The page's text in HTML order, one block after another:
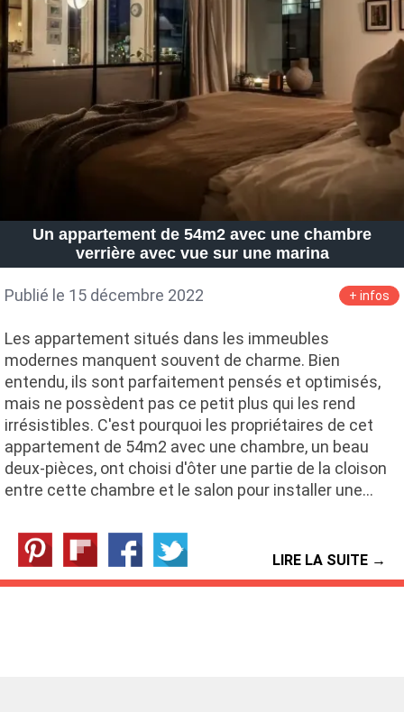
Un appartement de 54m2 avec une chambre
verrière avec vue sur une marina
Publié le 15 décembre 2022 + infos
Les appartement situés dans les immeubles
modernes manquent souvent de charme. Bien
entendu, ils sont parfaitement pensés et optimisés,
mais ne possèdent pas ce petit plus qui les rend
irrésistibles. C'est pourquoi les propriétaires de cet
appartement de 54m2 avec une chambre, un beau
deux-pièces, ont choisi d'ôter une partie de la cloison
entre cette chambre et le salon pour installer une…
LIRE LA SUITE →